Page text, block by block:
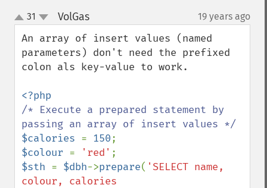
up
down
31 VolGas¶ 19 years ago
An array of insert values (named
parameters) don't need the prefixed
colon als key-value to work.
/* Execute a prepared statement by
$calories = 150
$colour = 'red'
$sth = $dbh->prepare( 'SELECT name,
colour, calories